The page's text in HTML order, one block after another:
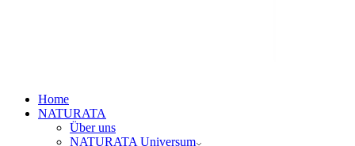
Home
NATURATA
Über uns
NATURATA Universum